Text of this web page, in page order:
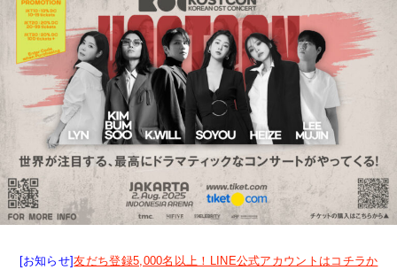
[お知らせ]友だち登録5,000名以上！LINE公式アカウントはコチラか